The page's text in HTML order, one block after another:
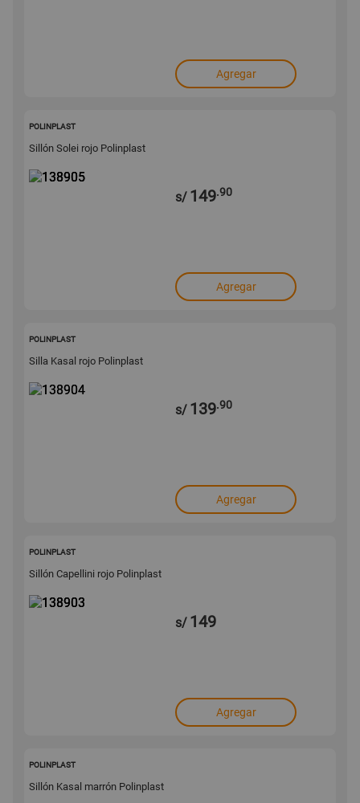
Agregar
POLINPLAST
Sillón Solei rojo Polinplast
s/ 149.90
Agregar
POLINPLAST
Silla Kasal rojo Polinplast
s/ 139.90
Agregar
POLINPLAST
Sillón Capellini rojo Polinplast
s/ 149
Agregar
POLINPLAST
Sillón Kasal marrón Polinplast